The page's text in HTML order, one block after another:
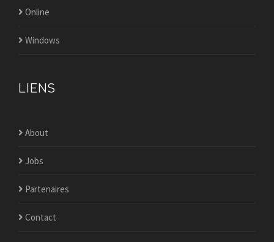
Online
Windows
LIENS
About
Jobs
Partenaires
Contact